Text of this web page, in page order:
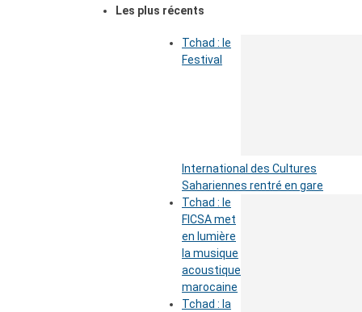
Les plus récents
Tchad : le
Festival
International des Cultures
Sahariennes rentré en gare
Tchad : le
FICSA met
en lumière
la musique
acoustique
marocaine
Tchad : la